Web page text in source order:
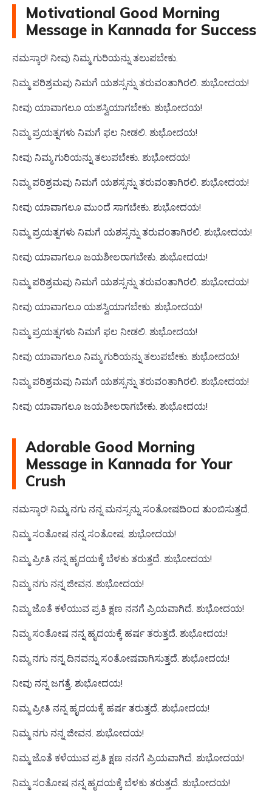
Motivational Good Morning
Message in Kannada for Success
ನಮಸ್ಕಾರ! ನೀವು ನಿಮ್ಮ ಗುರಿಯನ್ನು ತಲುಪಬೇಕು.
ನಿಮ್ಮ ಪರಿಶ್ರಮವು ನಿಮಗೆ ಯಶಸ್ಸನ್ನು ತರುವಂತಾಗಿರಲಿ. ಶುಭೋದಯ!
ನೀವು ಯಾವಾಗಲೂ ಯಶಸ್ವಿಯಾಗಬೇಕು. ಶುಭೋದಯ!
ನಿಮ್ಮ ಪ್ರಯತ್ನಗಳು ನಿಮಗೆ ಫಲ ನೀಡಲಿ. ಶುಭೋದಯ!
ನೀವು ನಿಮ್ಮ ಗುರಿಯನ್ನು ತಲುಪಬೇಕು. ಶುಭೋದಯ!
ನಿಮ್ಮ ಪರಿಶ್ರಮವು ನಿಮಗೆ ಯಶಸ್ಸನ್ನು ತರುವಂತಾಗಿರಲಿ. ಶುಭೋದಯ!
ನೀವು ಯಾವಾಗಲೂ ಮುಂದೆ ಸಾಗಬೇಕು. ಶುಭೋದಯ!
ನಿಮ್ಮ ಪ್ರಯತ್ನಗಳು ನಿಮಗೆ ಯಶಸ್ಸನ್ನು ತರುವಂತಾಗಿರಲಿ. ಶುಭೋದಯ!
ನೀವು ಯಾವಾಗಲೂ ಜಯಶೀಲರಾಗಬೇಕು. ಶುಭೋದಯ!
ನಿಮ್ಮ ಪರಿಶ್ರಮವು ನಿಮಗೆ ಯಶಸ್ಸನ್ನು ತರುವಂತಾಗಿರಲಿ. ಶುಭೋದಯ!
ನೀವು ಯಾವಾಗಲೂ ಯಶಸ್ವಿಯಾಗಬೇಕು. ಶುಭೋದಯ!
ನಿಮ್ಮ ಪ್ರಯತ್ನಗಳು ನಿಮಗೆ ಫಲ ನೀಡಲಿ. ಶುಭೋದಯ!
ನೀವು ಯಾವಾಗಲೂ ನಿಮ್ಮ ಗುರಿಯನ್ನು ತಲುಪಬೇಕು. ಶುಭೋದಯ!
ನಿಮ್ಮ ಪರಿಶ್ರಮವು ನಿಮಗೆ ಯಶಸ್ಸನ್ನು ತರುವಂತಾಗಿರಲಿ. ಶುಭೋದಯ!
ನೀವು ಯಾವಾಗಲೂ ಜಯಶೀಲರಾಗಬೇಕು. ಶುಭೋದಯ!
Adorable Good Morning
Message in Kannada for Your
Crush
ನಮಸ್ಕಾರ! ನಿಮ್ಮ ನಗು ನನ್ನ ಮನಸ್ಸನ್ನು ಸಂತೋಷದಿಂದ ತುಂಬಿಸುತ್ತದೆ.
ನಿಮ್ಮ ಸಂತೋಷ ನನ್ನ ಸಂತೋಷ. ಶುಭೋದಯ!
ನಿಮ್ಮ ಪ್ರೀತಿ ನನ್ನ ಹೃದಯಕ್ಕೆ ಬೆಳಕು ತರುತ್ತದೆ. ಶುಭೋದಯ!
ನಿಮ್ಮ ನಗು ನನ್ನ ಜೀವನ. ಶುಭೋದಯ!
ನಿಮ್ಮ ಜೊತೆ ಕಳೆಯುವ ಪ್ರತಿ ಕ್ಷಣ ನನಗೆ ಪ್ರಿಯವಾಗಿದೆ. ಶುಭೋದಯ!
ನಿಮ್ಮ ಸಂತೋಷ ನನ್ನ ಹೃದಯಕ್ಕೆ ಹರ್ಷ ತರುತ್ತದೆ. ಶುಭೋದಯ!
ನಿಮ್ಮ ನಗು ನನ್ನ ದಿನವನ್ನು ಸಂತೋಷವಾಗಿಸುತ್ತದೆ. ಶುಭೋದಯ!
ನೀವು ನನ್ನ ಜಗತ್ತೆ. ಶುಭೋದಯ!
ನಿಮ್ಮ ಪ್ರೀತಿ ನನ್ನ ಹೃದಯಕ್ಕೆ ಹರ್ಷ ತರುತ್ತದೆ. ಶುಭೋದಯ!
ನಿಮ್ಮ ನಗು ನನ್ನ ಜೀವನ. ಶುಭೋದಯ!
ನಿಮ್ಮ ಜೊತೆ ಕಳೆಯುವ ಪ್ರತಿ ಕ್ಷಣ ನನಗೆ ಪ್ರಿಯವಾಗಿದೆ. ಶುಭೋದಯ!
ನಿಮ್ಮ ಸಂತೋಷ ನನ್ನ ಹೃದಯಕ್ಕೆ ಬೆಳಕು ತರುತ್ತದೆ. ಶುಭೋದಯ!